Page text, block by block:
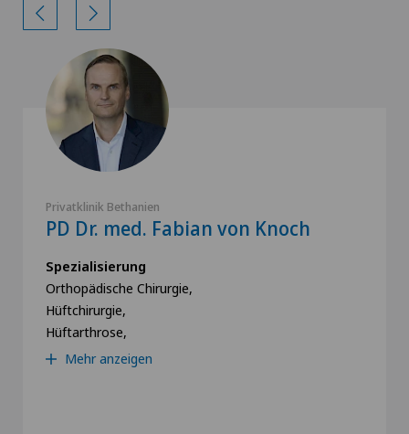
Privatklinik Bethanien
PD Dr. med. Fabian von Knoch
Spezialisierung
Orthopädische Chirurgie,
Hüftchirurgie,
Hüftarthrose,
Mehr anzeigen